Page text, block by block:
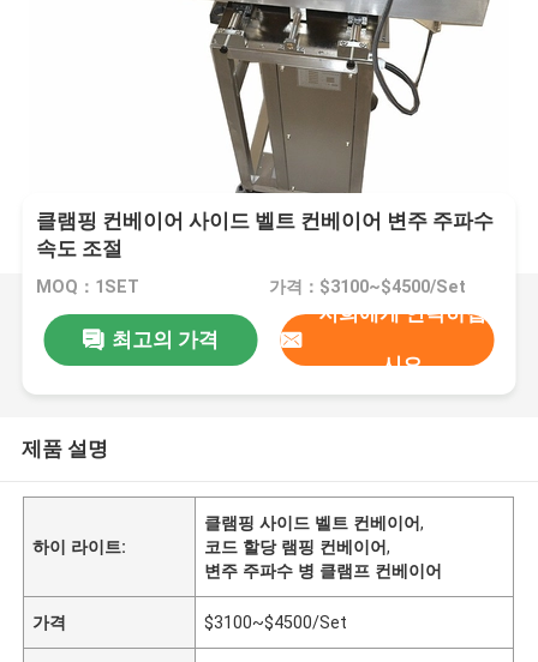
클램핑 컨베이어 사이드 벨트 컨베이어 변주 주파수
속도 조절
MOQ：1SET 가격：$3100~$4500/Set
최고의 가격
저희에게 연락하십
시오
제품 설명
하이 라이트:
클램핑 사이드 벨트 컨베이어,
코드 할당 램핑 컨베이어,
변주 주파수 병 클램프 컨베이어
가격 $3100~$4500/Set